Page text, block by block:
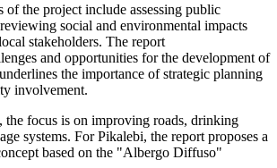
of the project include assessing public
social and environmental impacts
stakeholders. The report
and opportunities for the development of
the importance of strategic planning
involvement.
the focus is on improving roads, drinking
systems. For Pikalebi, the report proposes a
based on the "Albergo Diffuso"